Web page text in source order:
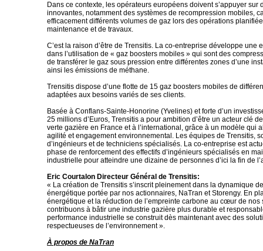
Dans ce contexte, les opérateurs européens doivent s’appuyer sur
innovantes, notamment des systèmes de recompression mobiles,
efficacement différents volumes de gaz lors des opérations
maintenance et de travaux.
C’est la raison d’être de Trensitis. La co-entreprise développe une
dans l’utilisation de « gaz boosters mobiles » qui sont des
de transférer le gaz sous pression entre différentes zones d’une
ainsi les émissions de méthane.
Trensitis dispose d’une flotte de 15 gaz boosters mobiles de
adaptées aux besoins variés de ses clients.
Basée à Conflans-Sainte-Honorine (Yvelines) et forte d’un
25 millions d’Euros, Trensitis a pour ambition d’être un acteur clé
verte gazière en France et à l’international, grâce à un modèle qui
agilité et engagement environnemental. Les équipes de Trensitis,
d’ingénieurs et de techniciens spécialisés. La co-entreprise est
phase de renforcement des effectifs d’ingénieurs spécialisés en
industrielle pour atteindre une dizaine de personnes d’ici la fin de
Eric Courtalon Directeur Général de Trensitis:
« La création de Trensitis s’inscrit pleinement dans la dynamique
énergétique portée par nos actionnaires, NaTran et Storengy. En
énergétique et la réduction de l’empreinte carbone au cœur de nos
contribuons à bâtir une industrie gazière plus durable et
performance industrielle se construit dès maintenant avec des
respectueuses de l’environnement ».
À propos de NaTran